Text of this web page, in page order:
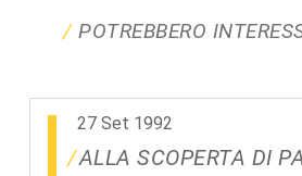
POTREBBERO
27 Set 1992
ALLA SCOPERTA DI